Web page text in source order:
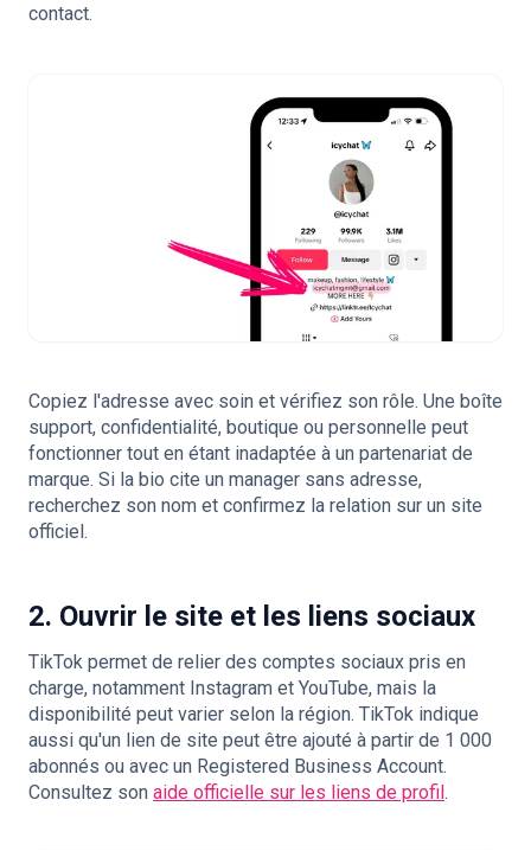
contact.
Copiez l'adresse avec soin et vérifiez son rôle. Une boîte
support, confidentialité, boutique ou personnelle peut
fonctionner tout en étant inadaptée à un partenariat de
marque. Si la bio cite un manager sans adresse,
recherchez son nom et confirmez la relation sur un site
officiel.
2. Ouvrir le site et les liens sociaux
TikTok permet de relier des comptes sociaux pris en
charge, notamment Instagram et YouTube, mais la
disponibilité peut varier selon la région. TikTok indique
aussi qu'un lien de site peut être ajouté à partir de 1 000
abonnés ou avec un Registered Business Account.
Consultez son aide officielle sur les liens de profil.